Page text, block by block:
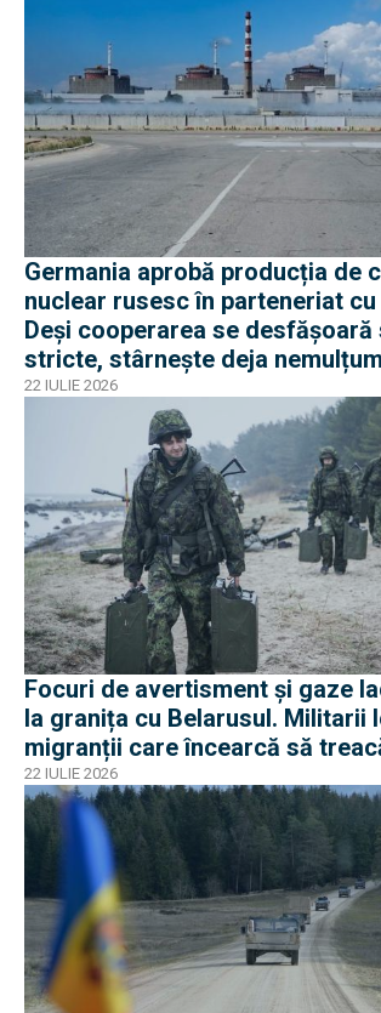
Germania aprobă producția de
nuclear rusesc în parteneriat
Deși cooperarea se
stricte, stârnește deja
22 IULIE 2026
Focuri de avertisment și gaze
la granița cu Belarusul. Militarii
migranții care încearcă să
22 IULIE 2026